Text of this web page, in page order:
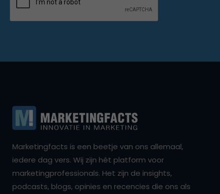
Marketingfacts is een beetje van ons allemaal,
iedere dag vers. Wij zijn hét platform voor
marketingprofessionals. Het zijn de insights,
podcasts, blogs, opinies en recencies die ons als